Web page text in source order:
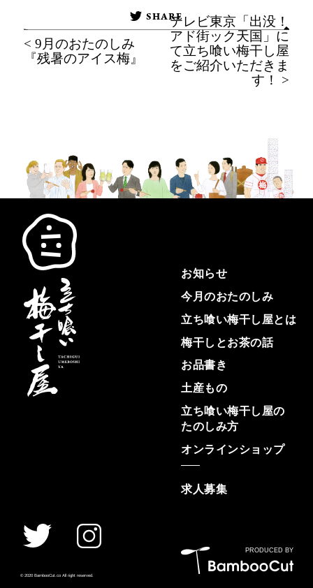
SHARE
< 9月のおたのしみ
『残暑のアイス梅』
テレビ東京「出没！
アド街ック天国」に
て立ち喰い梅干し屋
をご紹介いただきま
す！ >
お知らせ
今月のおたのしみ
立ち喰い梅干し屋とは
梅干しとお茶の話
お品書き
土産もの
立ち喰い梅干し屋の
たのしみ方
オンラインショップ
求人募集
PRODUCED BY
© 2020 BambooCut.co All right reserved.